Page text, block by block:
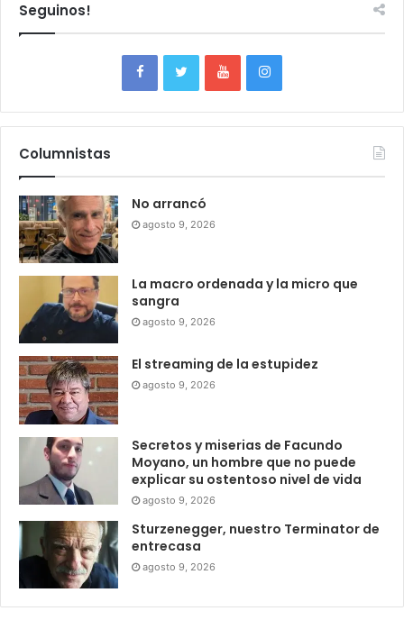
Seguinos!
Columnistas
No arrancó
agosto 9, 2026
La macro ordenada y la micro que
sangra
agosto 9, 2026
El streaming de la estupidez
agosto 9, 2026
Secretos y miserias de Facundo
Moyano, un hombre que no puede
explicar su ostentoso nivel de vida
agosto 9, 2026
Sturzenegger, nuestro Terminator de
entrecasa
agosto 9, 2026